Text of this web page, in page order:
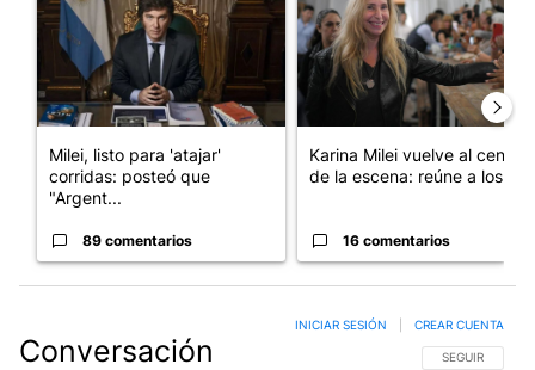
Milei, listo para 'atajar'
corridas: posteó que
"Argent...
89 comentarios
Karina Milei vuelve al centro
de la escena: reúne a los...
16 comentarios
Conversación SIGA ESTA
SEGUIR
INICIAR SESIÓN CREAR CUENTA